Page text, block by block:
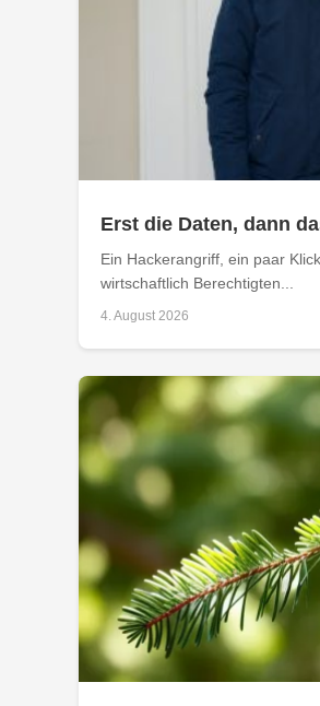
Erst die Daten, dann
Ein Hackerangriff, ein paar
wirtschaftlich Berechtigten...
4. August 2026